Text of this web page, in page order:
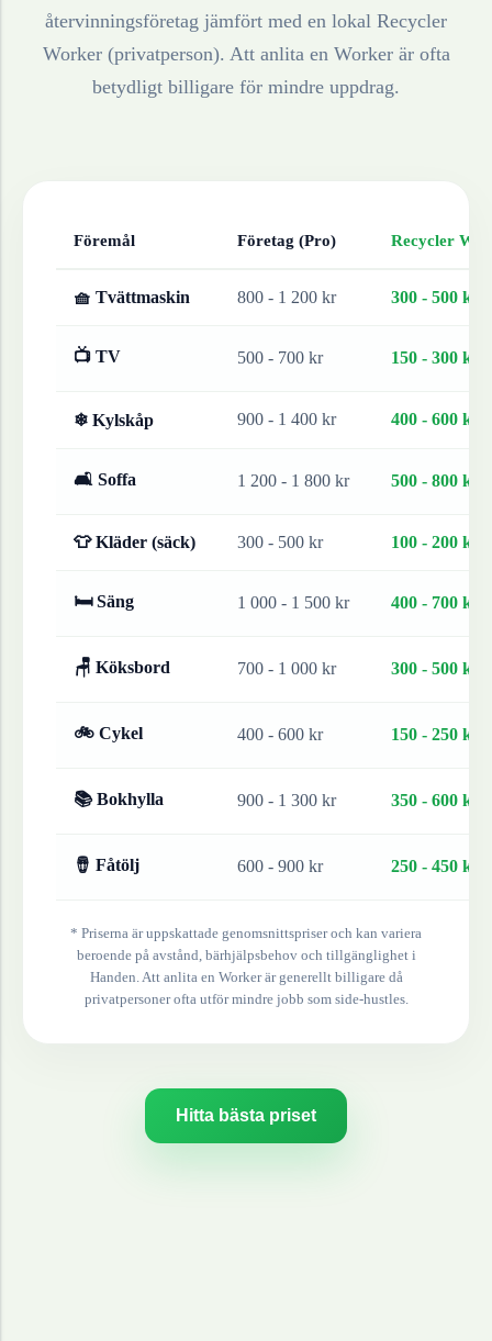
återvinningsföretag jämfört med en lokal Recycler
Worker (privatperson). Att anlita en Worker är ofta
betydligt billigare för mindre uppdrag.
Föremål Företag (Pro) Recycler
🧺 Tvättmaskin 800 - 1 200 kr 300 - 500 kr
📺 TV 500 - 700 kr 150 - 300 kr
❄ Kylskåp 900 - 1 400 kr 400 - 600 kr
🛋 Soffa 1 200 - 1 800 kr 500 - 800 kr
👕 Kläder (säck) 300 - 500 kr 100 - 200 kr
🛏 Säng 1 000 - 1 500 kr 400 - 700 kr
🪑 Köksbord 700 - 1 000 kr 300 - 500 kr
🚲 Cykel 400 - 600 kr 150 - 250 kr
📚 Bokhylla 900 - 1 300 kr 350 - 600 kr
🪘 Fåtölj 600 - 900 kr 250 - 450 kr
* Priserna är uppskattade genomsnittspriser och kan variera
beroende på avstånd, bärhjälpsbehov och tillgänglighet i
Handen . Att anlita en Worker är generellt billigare då
privatpersoner ofta utför mindre jobb som side-hustles.
Hitta bästa priset